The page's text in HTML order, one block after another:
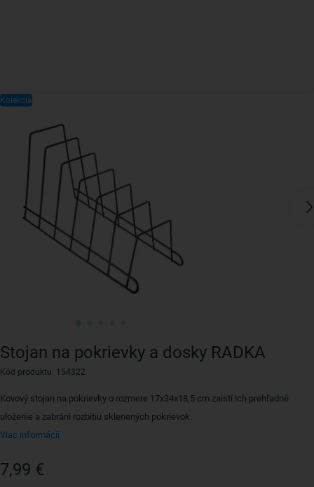
Stojan na pokrievky a dosky RADKA
Kód produktu 154322
Kovový stojan na pokrievky o rozmere 17x34x18,5 cm zaistí ich prehľadné
uloženie a zabráni rozbitiu sklenených pokrievok.
Viac informácií
7,99 €
Kolekcia